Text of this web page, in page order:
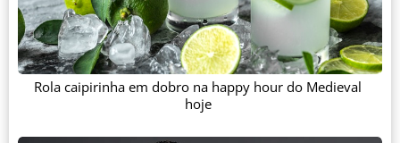
Rola caipirinha em dobro na happy hour do Medieval
hoje